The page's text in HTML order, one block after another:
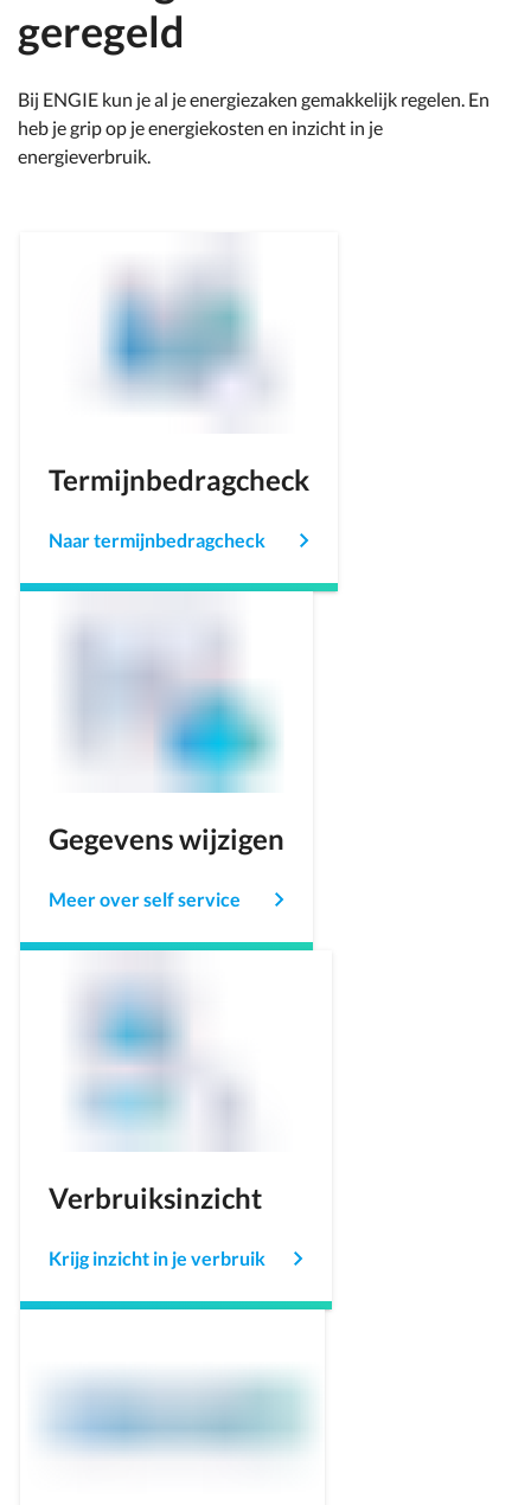
geregeld
Bij ENGIE kun je al je energiezaken gemakkelijk regelen. En
heb je grip op je energiekosten en inzicht in je
energieverbruik.
Termijnbedragcheck
Naar termijnbedragcheck
Gegevens wijzigen
Meer over self service
Verbruiksinzicht
Krijg inzicht in je verbruik